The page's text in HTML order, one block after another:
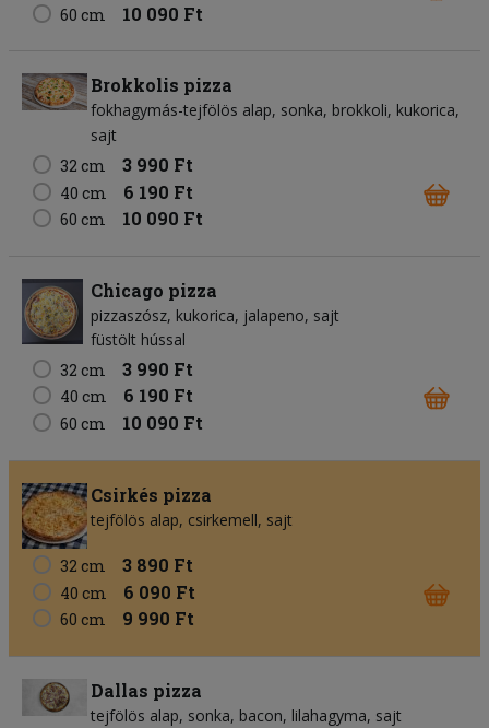
60 cm 10 090 Ft
Brokkolis pizza
fokhagymás-tejfölös alap sonka brokkoli kukorica
sajt
32 cm
3 990 Ft
40 cm 6 190 Ft
60 cm 10 090 Ft
Chicago pizza
pizzaszósz kukorica jalapeno sajt
füstölt hússal
32 cm
3 990 Ft
40 cm 6 190 Ft
60 cm 10 090 Ft
Csirkés pizza
tejfölös alap csirkemell sajt
32 cm 3 890 Ft
40 cm 6 090 Ft
60 cm 9 990 Ft
Dallas pizza
tejfölös alap sonka bacon lilahagyma sajt